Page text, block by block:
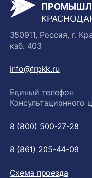
350911, Россия, г.
каб. 403
info@frpkk.ru
Единый телефон
Консультационного
8 (800) 500-27-28
8 (861) 205-44-09
Схема проезда